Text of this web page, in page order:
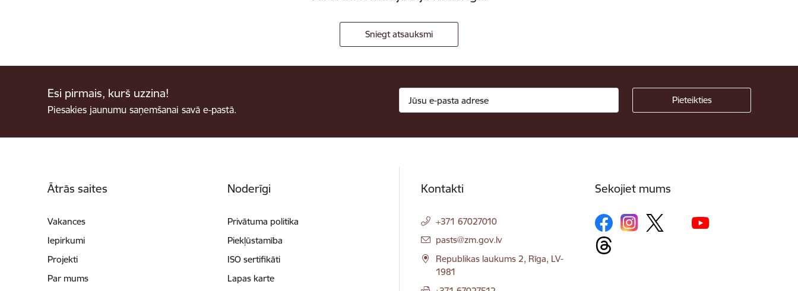
Sniegt atsauksmi
Esi pirmais, kurš uzzina!
Piesakies jaunumu saņemšanai savā e-pastā.
Ātrās saites
Vakances
Iepirkumi
Projekti
Par mums
Noderīgi
Privātuma politika
Piekļūstamība
ISO sertifikāti
Lapas karte
Kontakti
+371 67027010
E-pasts:
pasts@zm.gov.lv
Republikas laukums 2, Rīga, LV-
1981
Sekojiet mums